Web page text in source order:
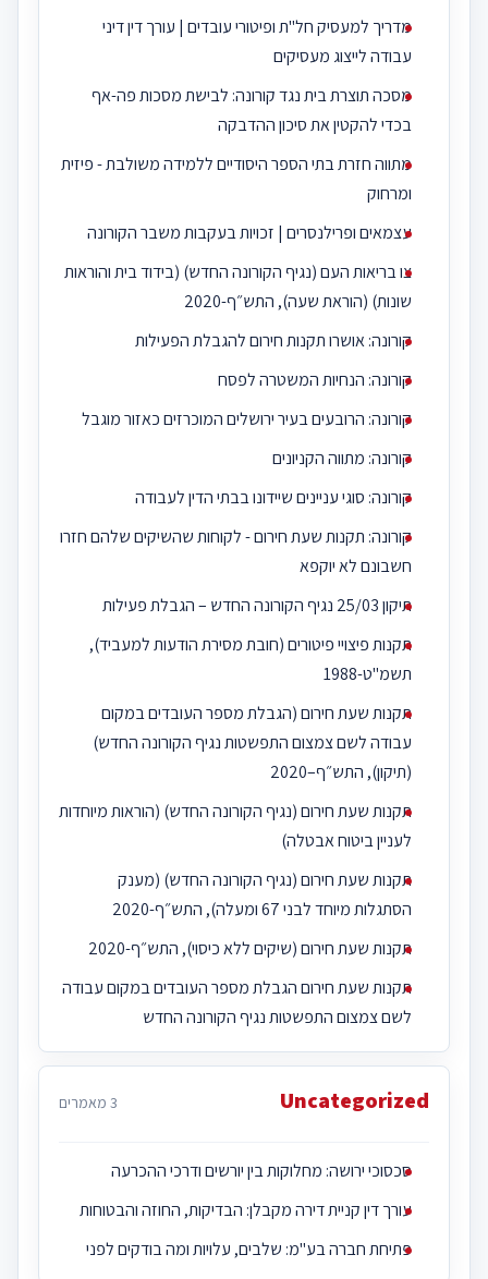
מדריך למעסיק חל"ת ופיטורי עובדים | עורך דין דיני
עבודה לייצוג מעסיקים
מסכה תוצרת בית נגד קורונה: לבישת מסכות פה-אף
בכדי להקטין את סיכון ההדבקה
מתווה חזרת בתי הספר היסודיים ללמידה משולבת - פיזית
ומרחוק
עצמאים ופרילנסרים | זכויות בעקבות משבר הקורונה
צו בריאות העם (נגיף הקורונה החדש) (בידוד בית והוראות
שונות) (הוראת שעה), התש״ף-2020
קורונה: אושרו תקנות חירום להגבלת הפעילות
קורונה: הנחיות המשטרה לפסח
קורונה: הרובעים בעיר ירושלים המוכרזים כאזור מוגבל
קורונה: מתווה הקניונים
קורונה: סוגי עניינים שיידונו בבתי הדין לעבודה
קורונה: תקנות שעת חירום - לקוחות שהשיקים שלהם חזרו
חשבונם לא יוקפא
תיקון 25/03 נגיף הקורונה החדש – הגבלת פעילות
תקנות פיצויי פיטורים (חובת מסירת הודעות למעביד),
תשמ"ט-1988
תקנות שעת חירום (הגבלת מספר העובדים במקום
עבודה לשם צמצום התפשטות נגיף הקורונה החדש)
(תיקון), התש״ף–2020
תקנות שעת חירום (נגיף הקורונה החדש) (הוראות מיוחדות
לעניין ביטוח אבטלה)
תקנות שעת חירום (נגיף הקורונה החדש) (מענק
הסתגלות מיוחד לבני 67 ומעלה), התש״ף-2020
תקנות שעת חירום (שיקים ללא כיסוי), התש״ף-2020
תקנות שעת חירום הגבלת מספר העובדים במקום עבודה
לשם צמצום התפשטות נגיף הקורונה החדש
Uncategorized 3 מאמרים
סכסוכי ירושה: מחלוקות בין יורשים ודרכי ההכרעה
עורך דין קניית דירה מקבלן: הבדיקות, החוזה והבטוחות
פתיחת חברה בע"מ: שלבים, עלויות ומה בודקים לפני